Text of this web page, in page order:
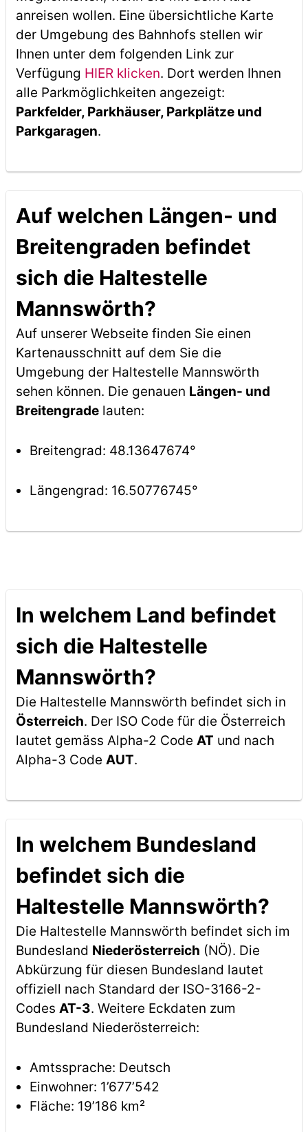
anreisen wollen. Eine übersichtliche Karte
der Umgebung des Bahnhofs stellen wir
Ihnen unter dem folgenden Link zur
Verfügung HIER klicken. Dort werden Ihnen
alle Parkmöglichkeiten angezeigt:
Parkfelder, Parkhäuser, Parkplätze und
Parkgaragen.
Auf welchen Längen- und
Breitengraden befindet
sich die Haltestelle
Mannswörth?
Auf unserer Webseite finden Sie einen
Kartenausschnitt auf dem Sie die
Umgebung der Haltestelle Mannswörth
sehen können. Die genauen Längen- und
Breitengradelauten:
Breitengrad: 48.13647674°
Längengrad: 16.50776745°
In welchem Land befindet
sich die Haltestelle
Mannswörth?
Die Haltestelle Mannswörth befindet sich in
Österreich. Der ISO Code für die Österreich
lautet gemäss Alpha-2 Code AT und nach
Alpha-3 Code AUT.
In welchem Bundesland
befindet sich die
Haltestelle Mannswörth?
Die Haltestelle Mannswörth befindet sich im
Bundesland Niederösterreich (NÖ). Die
Abkürzung für diesen Bundesland lautet
offiziell nach Standard der ISO-3166-2-
Codes AT-3. Weitere Eckdaten zum
Bundesland Niederösterreich:
Amtssprache: Deutsch
Einwohner: 1’677’542
Fläche: 19’186 km²